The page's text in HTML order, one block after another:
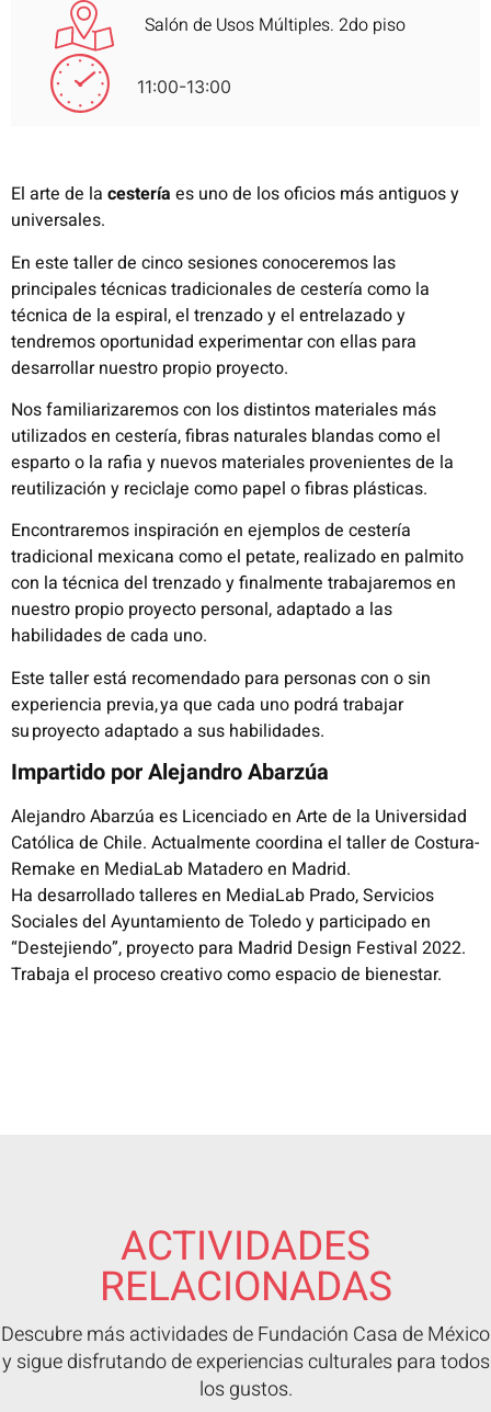
Salón de Usos Múltiples. 2do piso
11:00-13:00
El arte de la cestería es uno de los oficios más antiguos y
universales.
En este taller de cinco sesiones conoceremos las
principales técnicas tradicionales de cestería como la
técnica de la espiral, el trenzado y el entrelazado y
tendremos oportunidad experimentar con ellas para
desarrollar nuestro propio proyecto.
Nos familiarizaremos con los distintos materiales más
utilizados en cestería, fibras naturales blandas como el
esparto o la rafia y nuevos materiales provenientes de la
reutilización y reciclaje como papel o fibras plásticas.
Encontraremos inspiración en ejemplos de cestería
tradicional mexicana como el petate, realizado en palmito
con la técnica del trenzado y finalmente trabajaremos en
nuestro propio proyecto personal, adaptado a las
habilidades de cada uno.
Este taller está recomendado para personas con o sin
experiencia previa, ya que cada uno podrá trabajar
su proyecto adaptado a sus habilidades.
Impartido por Alejandro Abarzúa
Alejandro Abarzúa es Licenciado en Arte de la Universidad
Católica de Chile. Actualmente coordina el taller de Costura-
Remake en MediaLab Matadero en Madrid.
Ha desarrollado talleres en MediaLab Prado, Servicios
Sociales del Ayuntamiento de Toledo y participado en
“Destejiendo”, proyecto para Madrid Design Festival 2022.
Trabaja el proceso creativo como espacio de bienestar.
ACTIVIDADES
RELACIONADAS
Descubre más actividades de Fundación Casa de México
y sigue disfrutando de experiencias culturales para todos
los gustos.